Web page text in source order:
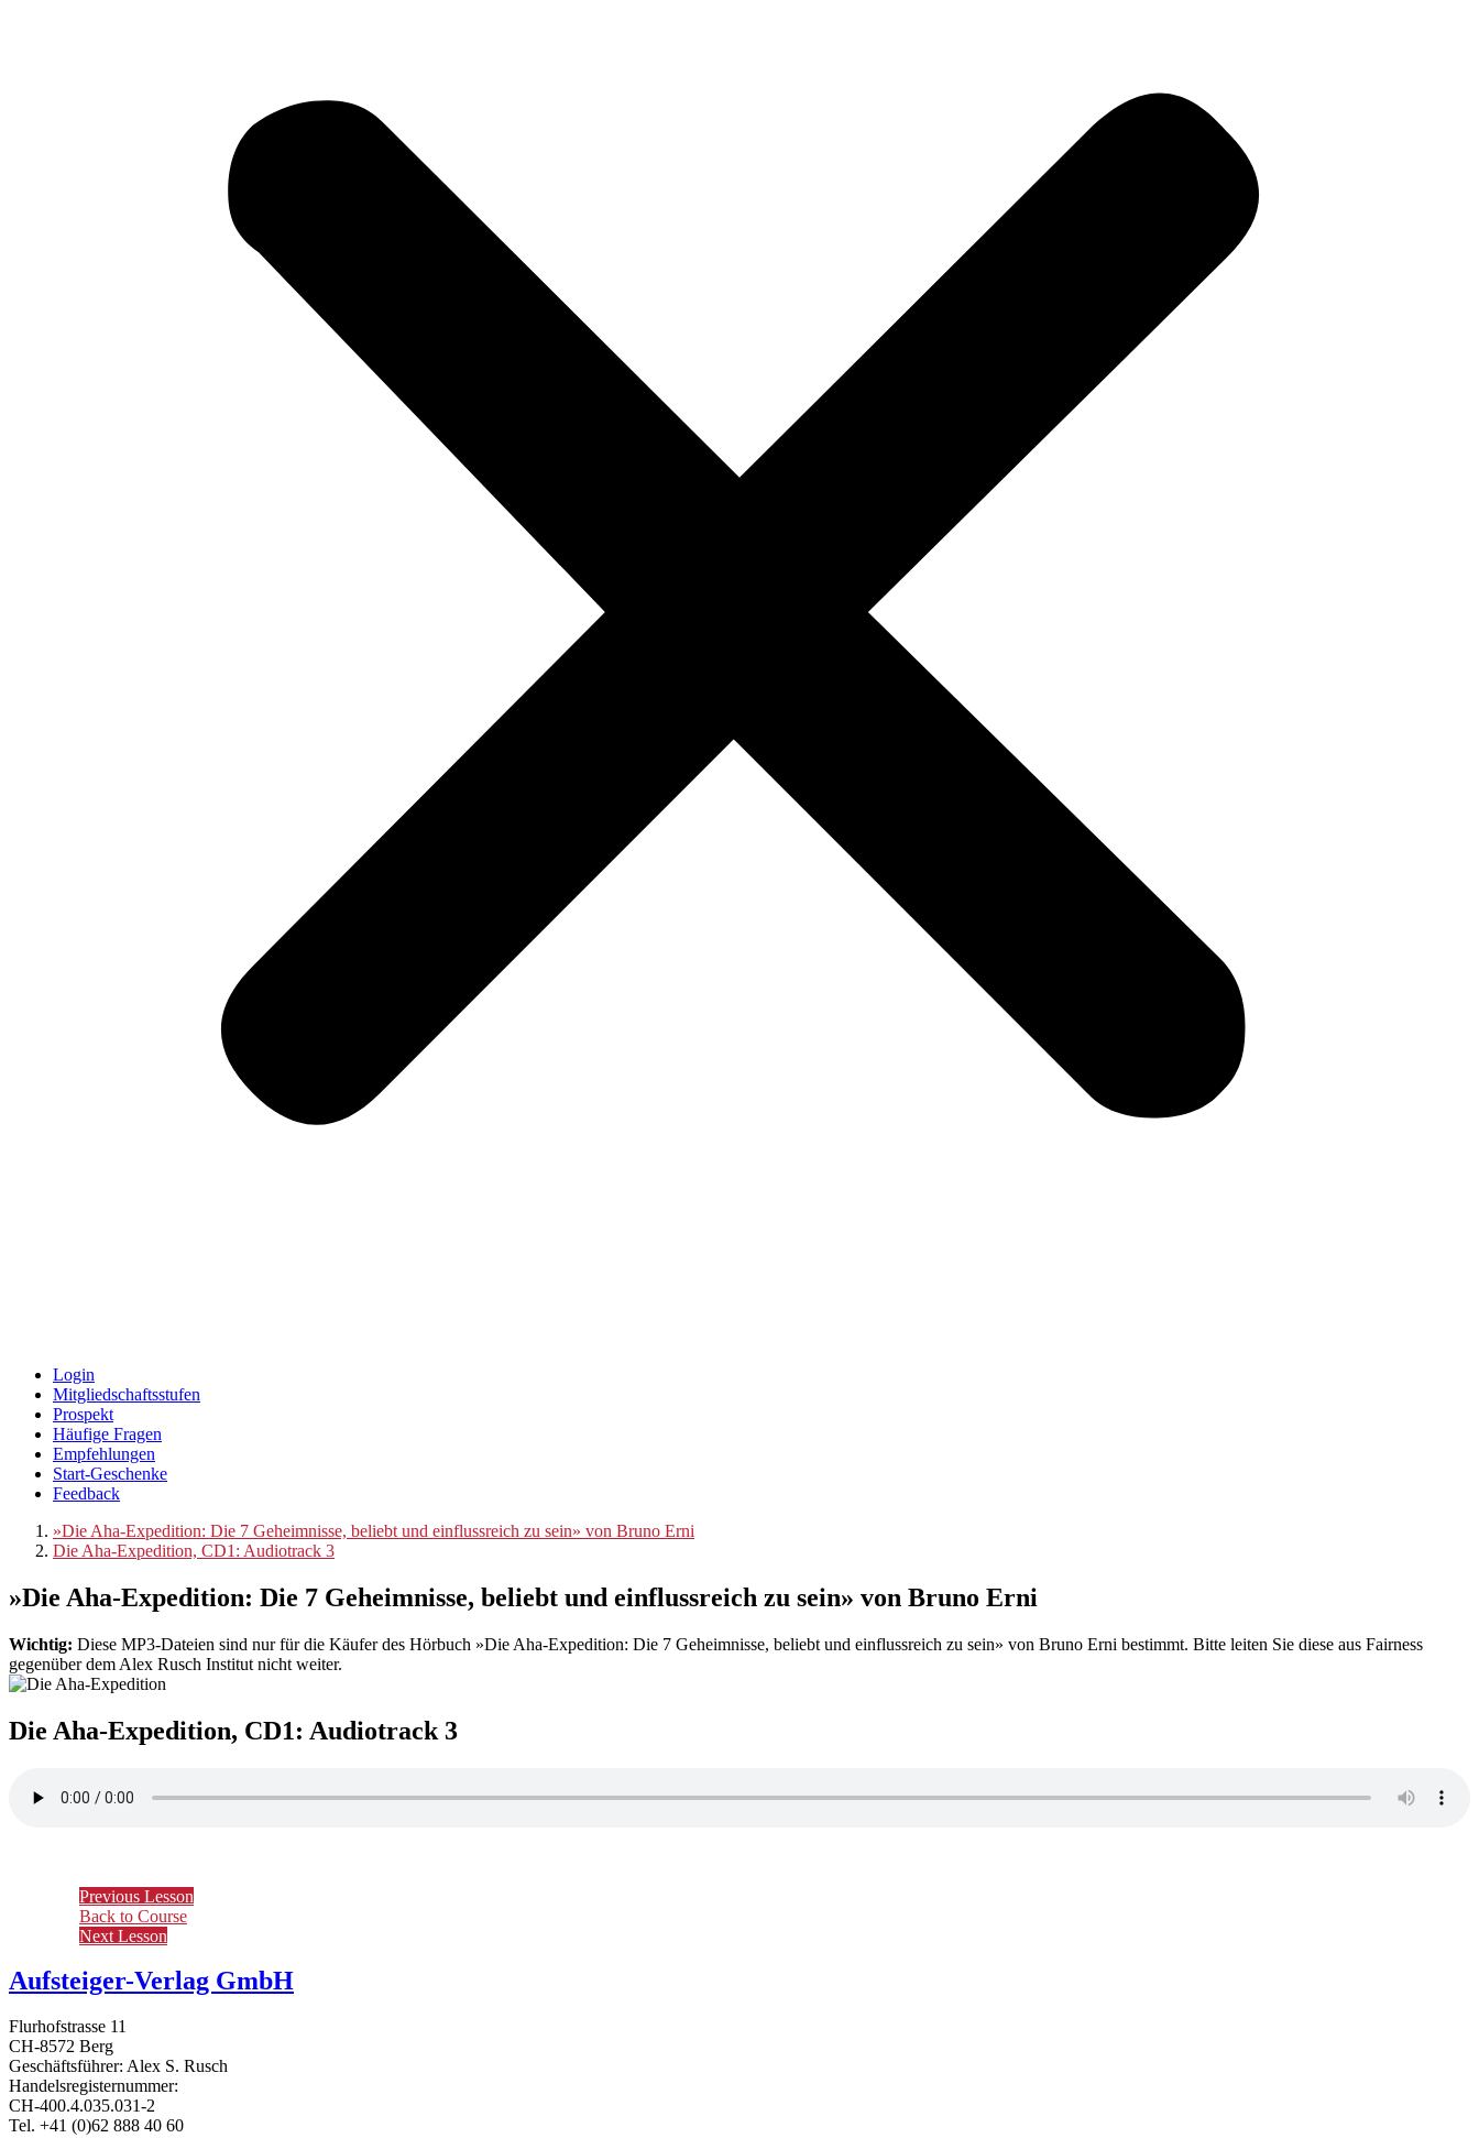
Login
Mitgliedschaftsstufen
Prospekt
Häufige Fragen
Empfehlungen
Start-Geschenke
Feedback
»Die Aha-Expedition: Die 7 Geheimnisse, beliebt und einflussreich zu sein» von Bruno Erni
Die Aha-Expedition, CD1: Audiotrack 3
»Die Aha-Expedition: Die 7 Geheimnisse, beliebt und einflussreich zu sein» von Bruno Erni
Wichtig: Diese MP3-Dateien sind nur für die Käufer des Hörbuch »Die Aha-Expedition: Die 7 Geheimnisse, beliebt und einflussreich zu sein» von Bruno Erni bestimmt. Bitte leiten Sie diese aus Fairness
gegenüber dem Alex Rusch Institut nicht weiter.
Die Aha-Expedition, CD1: Audiotrack 3
Previous Lesson
Back to Course
Next Lesson
Aufsteiger-Verlag GmbH
Flurhofstrasse 11
CH-8572 Berg
Geschäftsführer: Alex S. Rusch
Handelsregisternummer:
CH-400.4.035.031-2
Tel. +41 (0)62 888 40 60